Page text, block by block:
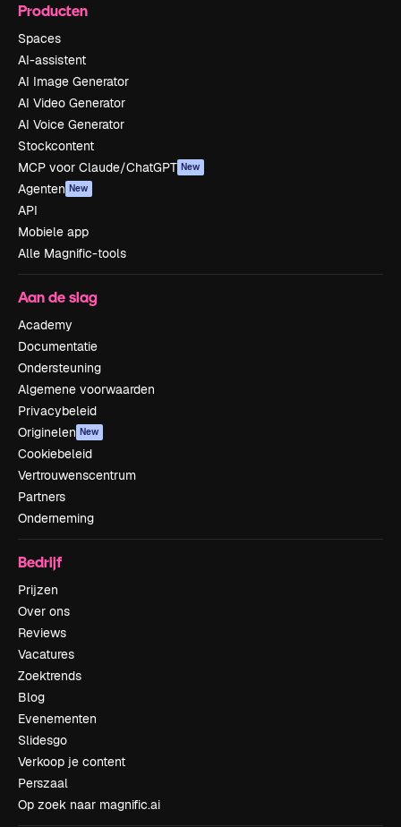
Producten
Spaces
AI-assistent
AI Image Generator
AI Video Generator
AI Voice Generator
Stockcontent
MCP voor Claude/ChatGPT New
Agenten New
API
Mobiele app
Alle Magnific-tools
Aan de slag
Academy
Documentatie
Ondersteuning
Algemene voorwaarden
Privacybeleid
Originelen New
Cookiebeleid
Vertrouwenscentrum
Partners
Onderneming
Bedrijf
Prijzen
Over ons
Reviews
Vacatures
Zoektrends
Blog
Evenementen
Slidesgo
Verkoop je content
Perszaal
Op zoek naar magnific.ai